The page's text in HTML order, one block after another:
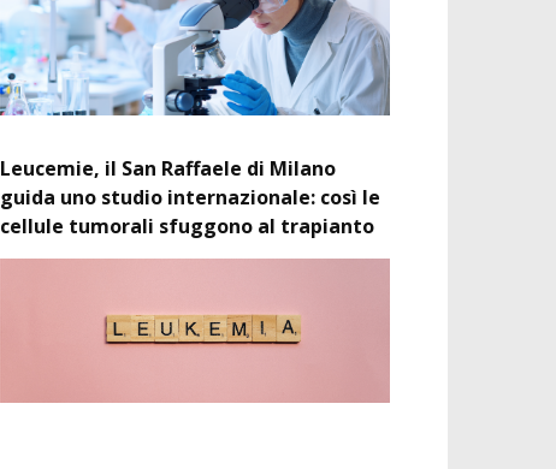
Leucemie, il San Raffaele di Milano
guida uno studio internazionale: così le
cellule tumorali sfuggono al trapianto